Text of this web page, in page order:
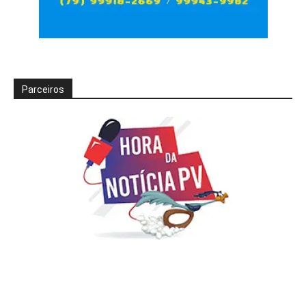
Parceiros